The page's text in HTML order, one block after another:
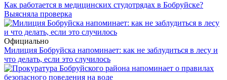
Как работается в медицинских студотрядах в Бобруйске?
Выясняла проверка
Официально
Милиция Бобруйска напоминает: как не заблудиться в лесу и
что делать, если это случилось